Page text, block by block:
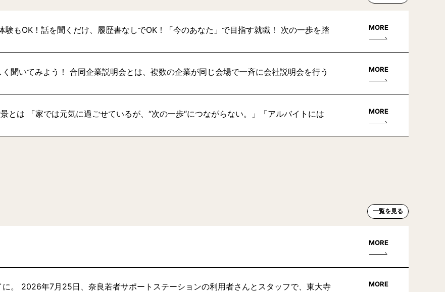
験もOK！話を聞くだけ、履歴書なしでOK！「今のあなた」で目指す就職！ 次の一歩を踏
MORE
聞いてみよう！ 合同企業説明会とは、複数の企業が同じ会場で一斉に会社説明会を行う
MORE
とは 「家では元気に過ごせているが、“次の一歩“につながらない。」「アルバイトには
MORE
一覧を見る
MORE
。 2026年7月25日、奈良若者サポートステーションの利用者さんとスタッフで、東大寺 MORE